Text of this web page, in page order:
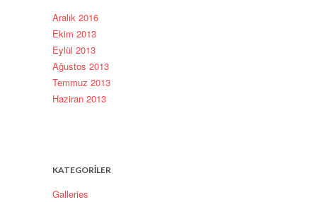
Aralık 2016
Ekim 2013
Eylül 2013
Ağustos 2013
Temmuz 2013
Haziran 2013
KATEGORILER
Galleries